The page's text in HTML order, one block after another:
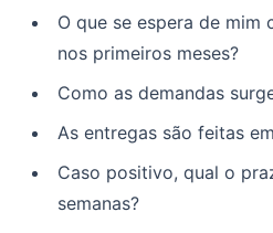
O que se espera de mim
nos primeiros meses?
Como as demandas
As entregas são feitas
Caso positivo, qual o
semanas?